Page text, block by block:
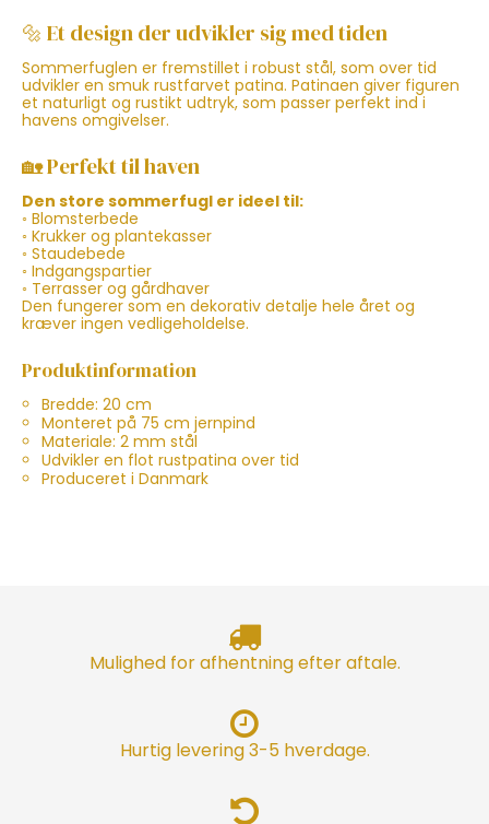
🔩 Et design der udvikler sig med tiden
Sommerfuglen er fremstillet i robust stål, som over tid
udvikler en smuk rustfarvet patina. Patinaen giver figuren
et naturligt og rustikt udtryk, som passer perfekt ind i
havens omgivelser.
🏡 Perfekt til haven
Den store sommerfugl er ideel til:
◦ Blomsterbede
◦ Krukker og plantekasser
◦ Staudebede
◦ Indgangspartier
◦ Terrasser og gårdhaver
Den fungerer som en dekorativ detalje hele året og
kræver ingen vedligeholdelse.
Produktinformation
Bredde: 20 cm
Monteret på 75 cm jernpind
Materiale: 2 mm stål
Udvikler en flot rustpatina over tid
Produceret i Danmark
Mulighed for afhentning efter aftale.
Hurtig levering 3-5 hverdage.